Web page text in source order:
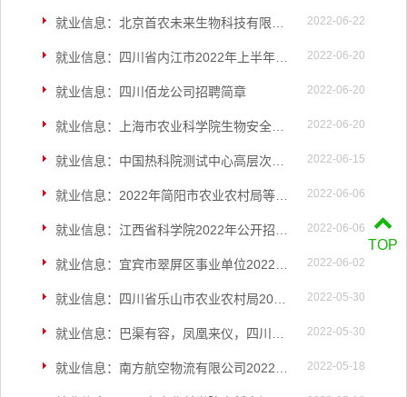
2022-06-22
就业信息：北京首农未来生物科技有限公司招聘简章
2022-06-20
就业信息：四川省内江市2022年上半年“甜城英才”公开选聘
2022-06-20
就业信息：四川佰龙公司招聘简章
2022-06-20
就业信息：上海市农业科学院生物安全评价与检测团队招聘博士后
2022-06-15
就业信息：中国热科院测试中心高层次人才及博士招聘
2022-06-06
就业信息：2022年简阳市农业农村局等十四部门所属事业单位公开招聘高层次人才公告
2022-06-06
就业信息：江西省科学院2022年公开招聘硕士毕业研究生公告
2022-06-02
就业信息：宜宾市翠屏区事业单位2022年公开考核招聘引进高层次人才公告
2022-05-30
就业信息：四川省乐山市农业农村局2022年公开考核招聘7名事业单位工作人员公告
2022-05-30
就业信息：巴渠有容，凤凰来仪，四川文理学院百万引才，欢迎海内外人才加盟
2022-05-18
就业信息：南方航空物流有限公司2022年招聘公告
TOP